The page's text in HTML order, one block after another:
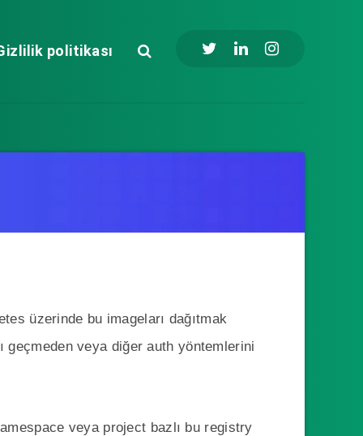
politikası
üzerinde bu imageları dağıtmak
geçmeden veya diğer auth yöntemlerini
veya project bazlı bu registry